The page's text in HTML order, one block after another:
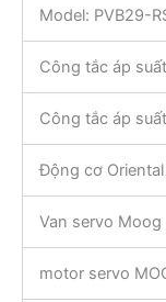
Model: PVB29-
Công tắc áp
Công tắc áp
Động cơ
Van servo
motor servo